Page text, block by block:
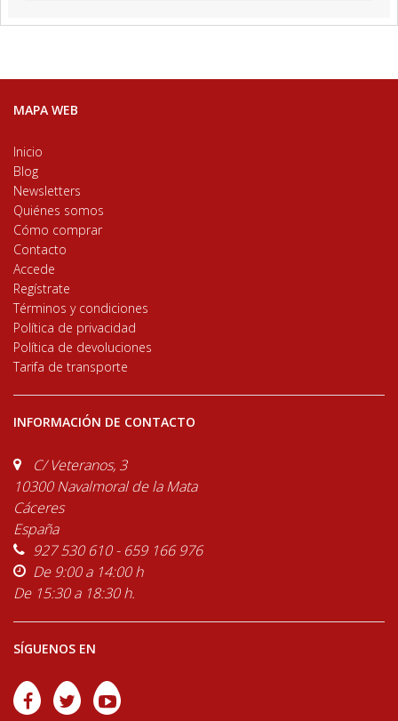
MAPA WEB
Inicio
Blog
Newsletters
Quiénes somos
Cómo comprar
Contacto
Accede
Regístrate
Términos y condiciones
Política de privacidad
Política de devoluciones
Tarifa de transporte
INFORMACIÓN DE CONTACTO
C/ Veteranos, 3
10300 Navalmoral de la Mata
Cáceres
España
927 530 610 - 659 166 976
De 9:00 a 14:00 h
De 15:30 a 18:30 h.
SÍGUENOS EN